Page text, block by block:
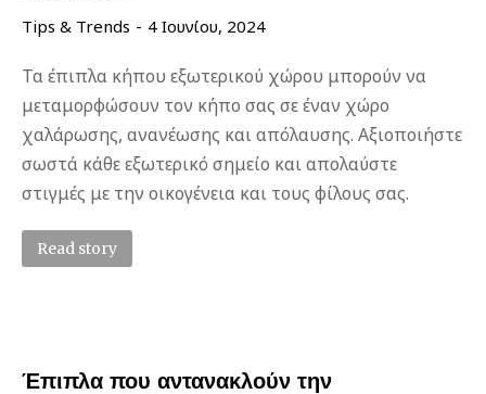
Tips & Trends 4 Ιουνίου, 2024
Τα έπιπλα κήπου εξωτερικού χώρου μπορούν να
μεταμορφώσουν τον κήπο σας σε έναν χώρο
χαλάρωσης, ανανέωσης και απόλαυσης. Αξιοποιήστε
σωστά κάθε εξωτερικό σημείο και απολαύστε
στιγμές με την οικογένεια και τους φίλους σας.
Read story
Έπιπλα που αντανακλούν την